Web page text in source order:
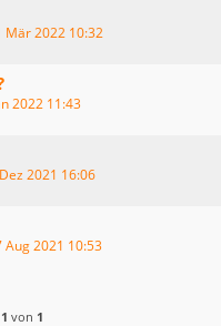
Mär 2022 10:32
2022 11:43
2021 16:06
Aug 2021 10:53
1 von 1